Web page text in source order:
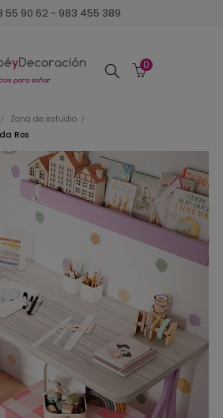
55 90 62 - 983 455 389
Buscar
0
Zona de estudio
Ros